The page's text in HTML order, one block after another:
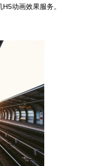
动画效果服务。